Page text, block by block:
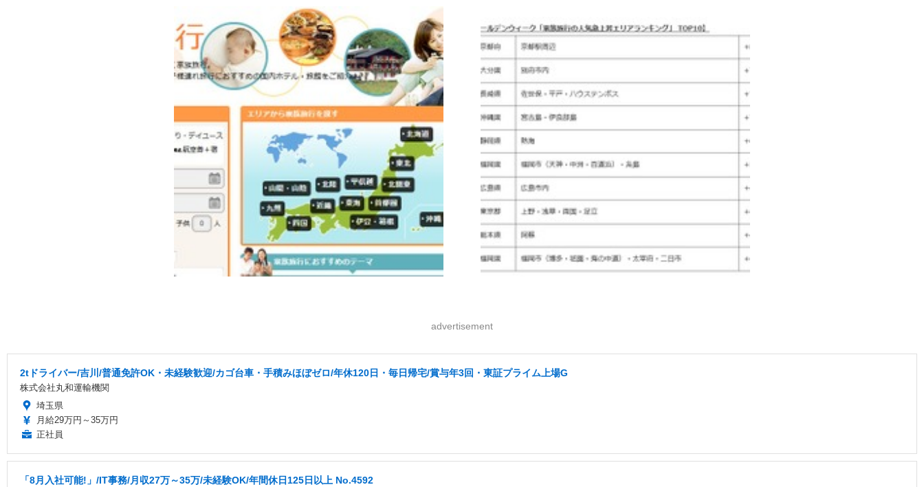
advertisement
2tドライバー/吉川/普通免許OK・未経験歓迎/カゴ台車・手積みほぼゼロ/年休120日・毎日帰宅/賞与年3回・東証プライム上場G
株式会社丸和運輸機関
埼玉県
月給29万円～35万円
正社員
「8月入社可能!」/IT事務/月収27万～35万/未経験OK/年間休日125日以上 No.4592